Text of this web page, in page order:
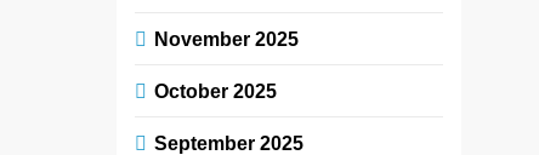
November 2025
October 2025
September 2025